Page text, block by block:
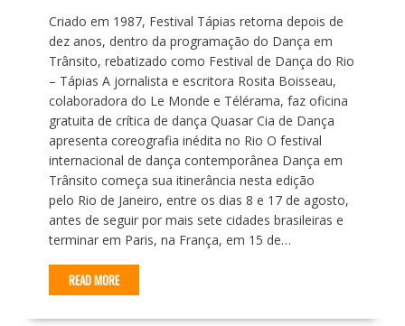
Criado em 1987, Festival Tápias retorna depois de
dez anos, dentro da programação do Dança em
Trânsito, rebatizado como Festival de Dança do Rio
– Tápias A jornalista e escritora Rosita Boisseau,
colaboradora do Le Monde e Télérama, faz oficina
gratuita de crítica de dança Quasar Cia de Dança
apresenta coreografia inédita no Rio O festival
internacional de dança contemporânea Dança em
Trânsito começa sua itinerância nesta edição
pelo Rio de Janeiro, entre os dias 8 e 17 de agosto,
antes de seguir por mais sete cidades brasileiras e
terminar em Paris, na França, em 15 de…
READ MORE